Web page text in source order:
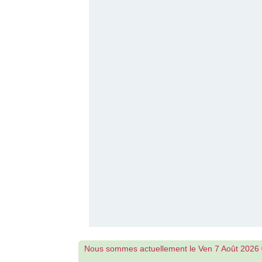
Nous sommes actuellement le Ven 7 Août 2026